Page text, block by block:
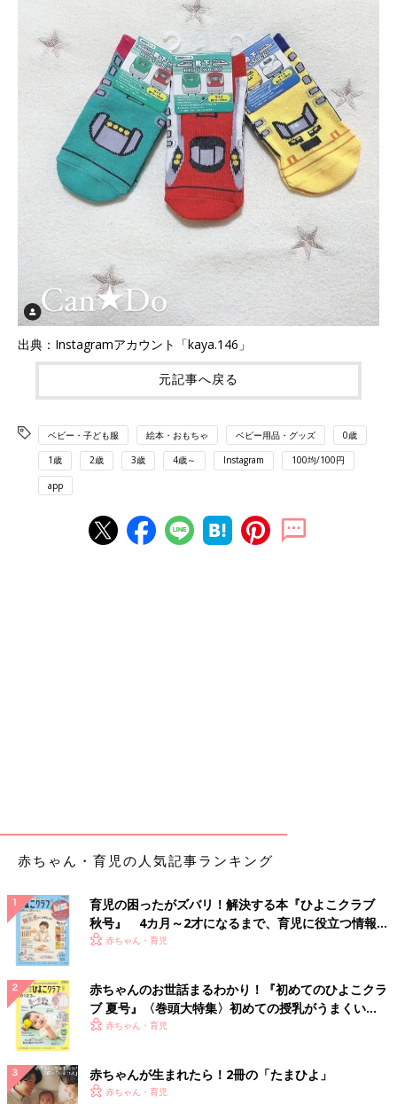
出典：Instagramアカウント「kaya.146」
元記事へ戻る
ベビー・子ども服 絵本・おもちゃ ベビー用品・グッズ 0歳
1歳 2歳 3歳 4歳～ Instagram 100均/100円
app
赤ちゃん・育児の人気記事ランキング
育児の困ったがズバリ！解決する本『ひよこクラブ
秋号』 4カ月～2才になるまで、育児に役立つ情報が
いっぱい！
赤ちゃん・育児
赤ちゃんのお世話まるわかり！『初めてのひよこクラ
ブ 夏号』〈巻頭大特集〉初めての授乳がうまくい
く！ おっぱい・ミルクの基本と夏のトラブル 解決テ
赤ちゃん・育児
赤ちゃんが生まれたら！2冊の「たまひよ」
赤ちゃん・育児